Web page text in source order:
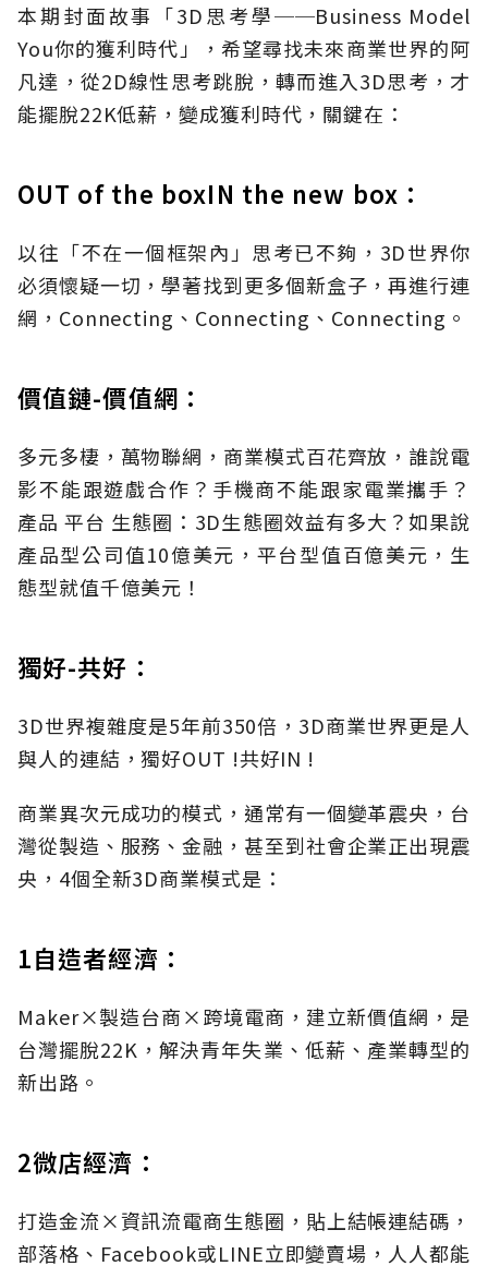
本期封面故事「3D思考學──Business Model
You你的獲利時代」，希望尋找未來商業世界的阿
凡達，從2D線性思考跳脫，轉而進入3D思考，才
能擺脫22K低薪，變成獲利時代，關鍵在：
OUT of the boxIN the new box：
以往「不在一個框架內」思考已不夠，3D世界你
必須懷疑一切，學著找到更多個新盒子，再進行連
網，Connecting、Connecting、Connecting。
價值鏈-價值網：
多元多棲，萬物聯網，商業模式百花齊放，誰說電
影不能跟遊戲合作？手機商不能跟家電業攜手？
產品 平台 生態圈：3D生態圈效益有多大？如果說
產品型公司值10億美元，平台型值百億美元，生
態型就值千億美元！
獨好-共好：
3D世界複雜度是5年前350倍，3D商業世界更是人
與人的連結，獨好OUT !共好IN !
商業異次元成功的模式，通常有一個變革震央，台
灣從製造、服務、金融，甚至到社會企業正出現震
央，4個全新3D商業模式是：
1自造者經濟：
Maker×製造台商×跨境電商，建立新價值網，是
台灣擺脫22K，解決青年失業、低薪、產業轉型的
新出路。
2微店經濟：
打造金流×資訊流電商生態圈，貼上結帳連結碼，
部落格、Facebook或LINE立即變賣場，人人都能